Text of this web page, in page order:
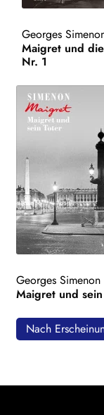
Georges
Maigret und
Nr. 1
Georges Simenon
Maigret und
Nach